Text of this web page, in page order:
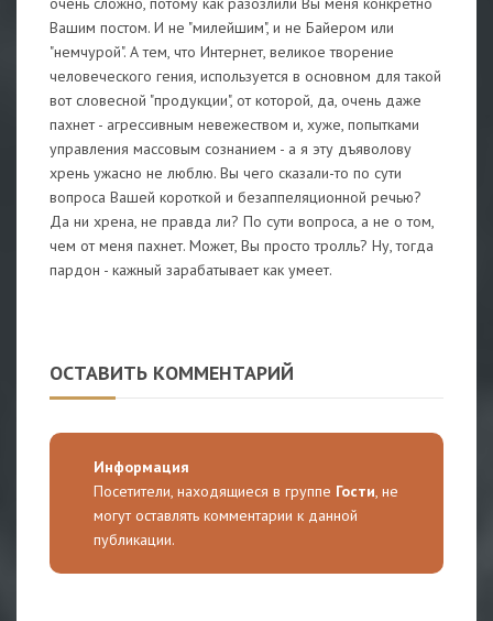
Вашим постом. И не "милейшим", и не Байером или
"немчурой". А тем, что Интернет, великое творение
человеческого гения, используется в основном для такой
вот словесной "продукции", от которой, да, очень даже
пахнет - агрессивным невежеством и, хуже, попытками
управления массовым сознанием - а я эту дъяволову
хрень ужасно не люблю. Вы чего сказали-то по сути
вопроса Вашей короткой и безаппеляционной речью?
Да ни хрена, не правда ли? По сути вопроса, а не о том,
чем от меня пахнет. Может, Вы просто тролль? Ну, тогда
пардон - кажный зарабатывает как умеет.
ОСТАВИТЬ КОММЕНТАРИЙ
Информация
Посетители, находящиеся в группе Гости, не
могут оставлять комментарии к данной
публикации.